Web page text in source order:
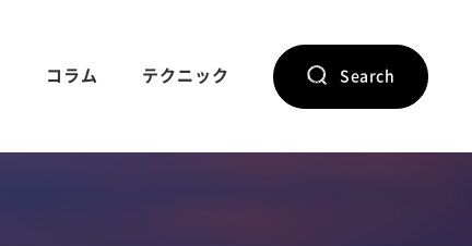
コラム テクニック Search